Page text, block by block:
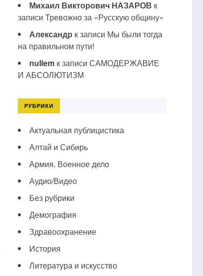
Михаил Викторович НАЗАРОВ к
записи Тревожно за «Русскую общину»
Александр к записи Мы были тогда
на правильном пути!
nullemк записи САМОДЕРЖАВИЕ
И АБСОЛЮТИЗМ
РУБРИКИ
Актуальная публицистика
Алтай и Сибирь
Армия. Военное дело
Аудио/Видео
Без рубрики
Демография
Здравоохранение
История
Литература и искусство